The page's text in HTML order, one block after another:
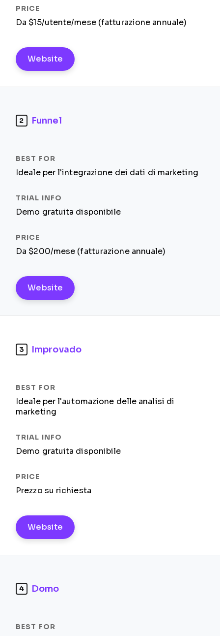
Da $15/utente/mese (fatturazione annuale)
Website
2 Funnel
Ideale per l'integrazione dei dati di marketing
Demo gratuita disponibile
Da $200/mese (fatturazione annuale)
Website
3 Improvado
Ideale per l'automazione delle analisi di
marketing
Demo gratuita disponibile
Prezzo su richiesta
Website
4 Domo